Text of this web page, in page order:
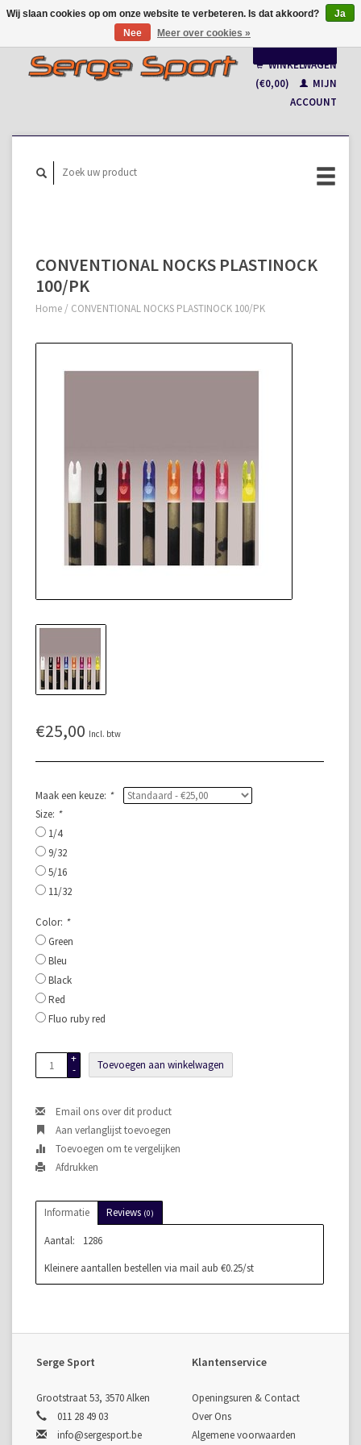
Français
WINKELWAGEN
(€0,00)
MIJN
ACCOUNT
CONVENTIONAL NOCKS PLASTINOCK
100/PK
Home / CONVENTIONAL NOCKS PLASTINOCK 100/PK
€25,00 Incl. btw
Maak een keuze: *
Size: *
1/4
9/32
5/16
11/32
Color: *
Green
Bleu
Black
Red
Fluo ruby red
+
-
Toevoegen aan winkelwagen
Email ons over dit product
Aan verlanglijst toevoegen
Toevoegen om te vergelijken
Afdrukken
Informatie Reviews (0)
Aantal:
1286
Kleinere aantallen bestellen via mail aub €0.25/st
Serge Sport
Grootstraat 53, 3570 Alken
011 28 49 03
info@sergesport.be
Klantenservice
Openingsuren & Contact
Over Ons
Algemene voorwaarden
Wij slaan cookies op om onze website te verbeteren. Is dat akkoord?
Ja
Nee
Meer over cookies »